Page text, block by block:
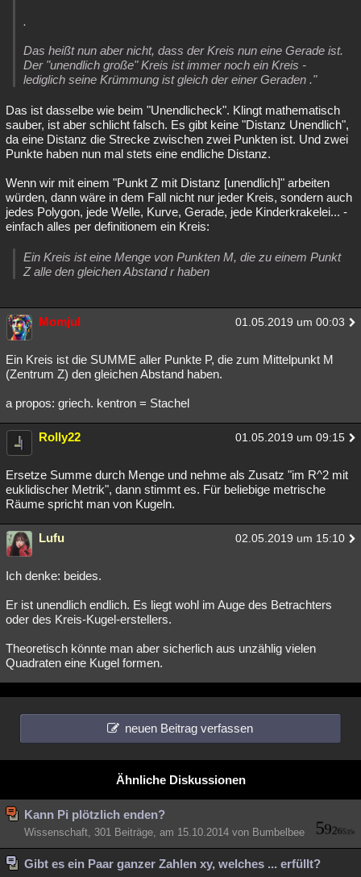
.
Das heißt nun aber nicht, dass der Kreis nun eine Gerade ist.
Der "unendlich große" Kreis ist immer noch ein Kreis -
lediglich seine Krümmung ist gleich der einer Geraden ."
Das ist dasselbe wie beim "Unendlicheck". Klingt mathematisch
sauber, ist aber schlicht falsch. Es gibt keine "Distanz Unendlich",
da eine Distanz die Strecke zwischen zwei Punkten ist. Und zwei
Punkte haben nun mal stets eine endliche Distanz.
Wenn wir mit einem "Punkt Z mit Distanz [unendlich]" arbeiten
würden, dann wäre in dem Fall nicht nur jeder Kreis, sondern auch
jedes Polygon, jede Welle, Kurve, Gerade, jede Kinderkrakelei... -
einfach alles per definitionem ein Kreis:
Ein Kreis ist eine Menge von Punkten M, die zu einem Punkt
Z alle den gleichen Abstand r haben
Momjul 01.05.2019 um 00:03
Ein Kreis ist die SUMME aller Punkte P, die zum Mittelpunkt M
(Zentrum Z) den gleichen Abstand haben.
a propos: griech. kentron = Stachel
Rolly22 01.05.2019 um 09:15
Ersetze Summe durch Menge und nehme als Zusatz "im R^2 mit
euklidischer Metrik", dann stimmt es. Für beliebige metrische
Räume spricht man von Kugeln.
Lufu 02.05.2019 um 15:10
Ich denke: beides.
Er ist unendlich endlich. Es liegt wohl im Auge des Betrachters
oder des Kreis-Kugel-erstellers.
Theoretisch könnte man aber sicherlich aus unzählig vielen
Quadraten eine Kugel formen.
neuen Beitrag verfassen
Ähnliche Diskussionen
Kann Pi plötzlich enden?
Wissenschaft, 301 Beiträge, am 15.10.2014 von Bumbelbee
Gibt es ein Paar ganzer Zahlen xy, welches ... erfüllt?